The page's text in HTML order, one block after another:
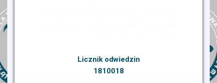
Licznik odwiedzin
1810018